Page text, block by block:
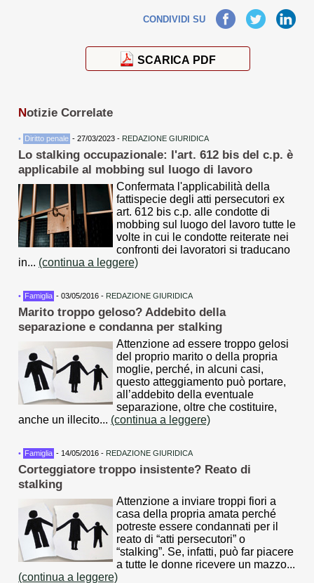
CONDIVIDI SUFacebook TwitterLinkedIn
SCARICA PDF
Notizie Correlate
• Diritto penale - 27/03/2023 - REDAZIONE GIURIDICA
Lo stalking occupazionale: l'art. 612 bis del c.p. è
applicabile al mobbing sul luogo di lavoro
Confermata l'applicabilità della
fattispecie degli atti persecutori ex
art. 612 bis c.p. alle condotte di
mobbing sul luogo del lavoro tutte le
volte in cui le condotte reiterate nei
confronti dei lavoratori si traducano
in... (continua a leggere)
• Famiglia - 03/05/2016 - REDAZIONE GIURIDICA
Marito troppo geloso? Addebito della
separazione e condanna per stalking
Attenzione ad essere troppo gelosi
del proprio marito o della propria
moglie, perché, in alcuni casi,
questo atteggiamento può portare,
all’addebito della eventuale
separazione, oltre che costituire,
anche un illecito... (continua a leggere)
• Famiglia - 14/05/2016 - REDAZIONE GIURIDICA
Corteggiatore troppo insistente? Reato di
stalking
Attenzione a inviare troppi fiori a
casa della propria amata perché
potreste essere condannati per il
reato di “atti persecutori” o
“stalking”. Se, infatti, può far piacere
a tutte le donne ricevere un mazzo...
(continua a leggere)